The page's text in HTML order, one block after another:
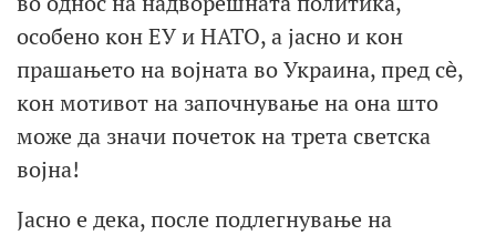
особено кон ЕУ и НАТО, а јасно и кон
прашањето на војната во Украина, пред сѐ,
кон мотивот на започнување на она што
може да значи почеток на трета светска
војна!
Јасно е дека, после подлегнување на